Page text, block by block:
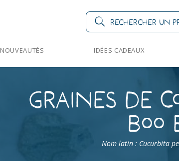
Rechercher un
NOUVEAUTÉS IDÉES CADEAUX
Graines de
Boo
Nom latin : Cucurbita